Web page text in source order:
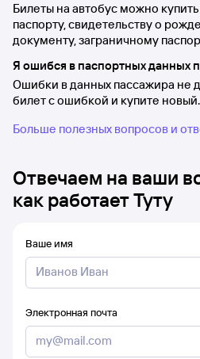
Билеты на автобус можно
паспорту, свидетельству о
документу, заграничному
Я ошибся в паспортных данных
Ошибки в данных пассажира не
билет с ошибкой и купите новый.
Больше полезных вопросов и
Отвечаем на ваши
как работает Туту
Ваше имя
Электронная почта